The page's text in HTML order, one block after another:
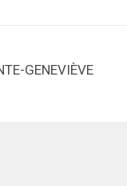
GENEVIÈVE